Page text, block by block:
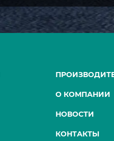
О КОМПАНИИ
НОВОСТИ
КОНТАКТЫ